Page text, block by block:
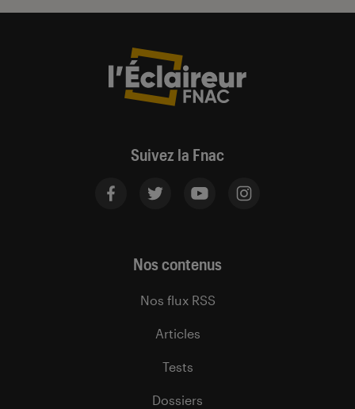
Suivez la Fnac
Nos contenus
Nos flux RSS
Articles
Tests
Dossiers